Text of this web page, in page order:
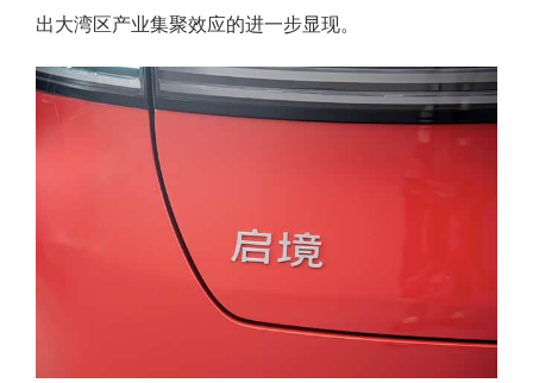
出大湾区产业集聚效应的进一步显现。